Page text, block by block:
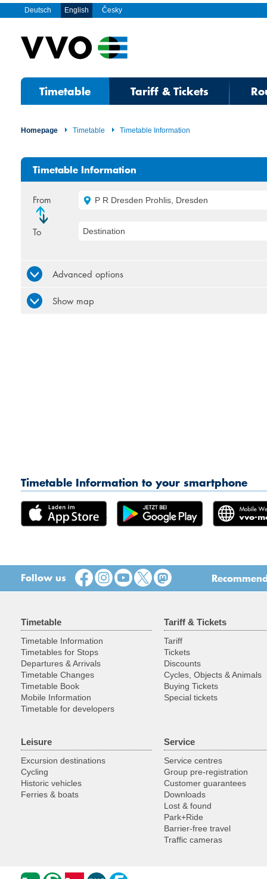
Deutsch English Česky
Timetable Tariff & Tickets
Homepage Timetable Timetable Information
Timetable Information
From
To
P R Dresden Prohlis, Dresden
Destination
Advanced options
Show map
Timetable Information to your smartphone
Follow us
Timetable
Timetable Information
Timetables for Stops
Departures & Arrivals
Timetable Changes
Timetable Book
Mobile Information
Timetable for developers
Tariff & Tickets
Tariff
Tickets
Discounts
Cycles, Objects & Animals
Buying Tickets
Special tickets
Leisure
Excursion destinations
Cycling
Historic vehicles
Ferries & boats
Service
Service centres
Group pre-registration
Customer guarantees
Downloads
Lost & found
Park+Ride
Barrier-free travel
Traffic cameras